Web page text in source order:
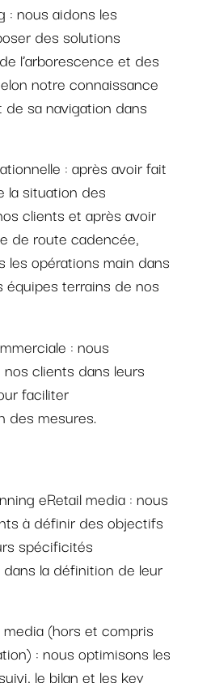
: nous aidons les
des solutions
l’arborescence et des
notre connaissance
sa navigation dans
: après avoir fait
la situation des
clients et après avoir
de route cadencée,
les opérations main dans
équipes terrains de nos
: nous
clients dans leurs
faciliter
des mesures.
eRetail media : nous
à définir des objectifs
spécificités
la définition de leur
media (hors et compris
: nous optimisons les
le bilan et les key